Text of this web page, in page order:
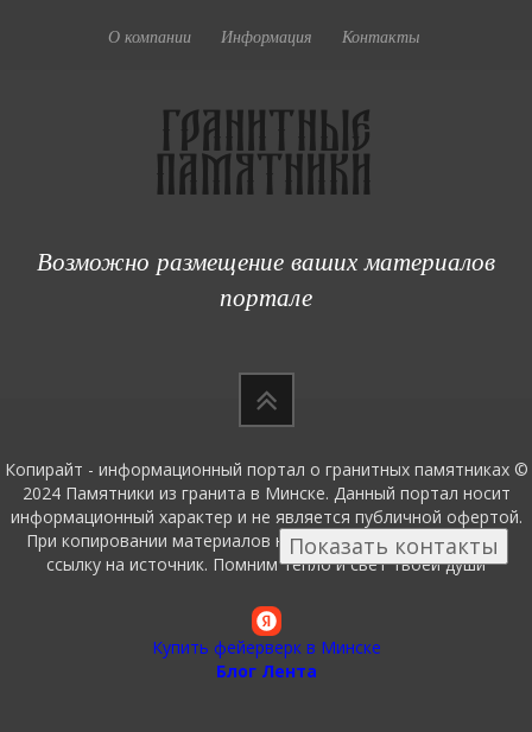
О компании Информация Контакты
Возможно размещение ваших материалов
портале
Копирайт - информационный портал о гранитных памятниках ©
2024 Памятники из гранита в Минске. Данный портал носит
информационный характер и не является публичной офертой.
При копировании материалов нашего портала оставляйте
ссылку на источник. Помним тепло и свет твоей души
Купить фейерверк в Минске
Блог Лента
Показать контакты